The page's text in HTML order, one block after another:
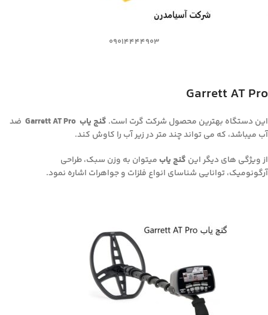
09014444903
Garrett AT Pro
این دستگاه بهترین محصول شرکت گرت است. گنج یاب Garrett AT Pro
ضد
آب میباشد، که می تواند چند متر در زیر آب را کاوش کند.
از ویژگی های دیگر این گنج یابمیتوان به وزن سبک، طراحی
آرگونومیک، توانایی شناسای انواع فلزات و جواهرات اشاره نمود.